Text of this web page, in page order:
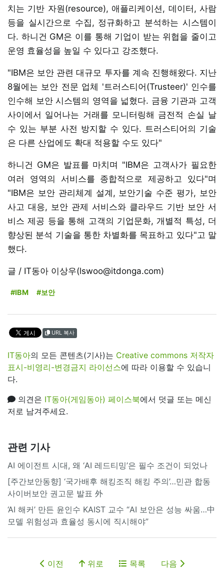
치는 기반 자원(resource), 애플리케이션, 데이터, 사람
등을 실시간으로 수집, 정규화하고 분석하는 시스템이
다. 하니건 GM은 이를 통해 기업이 받는 위협을 줄이고
운영 효율성을 높일 수 있다고 강조했다.
"IBM은 보안 관련 대규모 투자를 계속 진행해왔다. 지난
8월에는 보안 전문 업체 '트러스티어(Trusteer)' 인수를
인수해 보안 시스템의 영역을 넓혔다. 금융 기관과 고객
사이에서 일어나는 거래를 모니터링해 금전적 손실 날
수 있는 부분 사전 방지할 수 있다. 트러스티어의 기술
은 다른 산업에도 확대 적용할 수도 있다"
하니건 GM은 발표를 마치며 "IBM은 고객사가 필요한
여러 영역의 서비스를 종합적으로 제공하고 있다"며
"IBM은 보안 관리체계 설계, 보안기술 수준 평가, 보안
사고 대응, 보안 관제 서비스와 클라우드 기반 보안 서
비스 제공 등을 통해 고객의 기업문화, 개별적 특성, 더
향상된 분석 기술을 통한 차별화를 목표하고 있다"고 말
했다.
글 / IT동아 이상우(lswoo@itdonga.com)
#IBM #보안
URL 복사
IT동아의 모든 콘텐츠(기사)는 Creative commons 저작자
표시-비영리-변경금지 라이선스에 따라 이용할 수 있습니
다.
의견은 IT동아(게임동아) 페이스북에서 덧글 또는 메신
저로 남겨주세요.
관련 기사
AI 에이전트 시대, 왜 ‘AI 레드티밍’은 필수 조건이 되었나
[주간보안동향] ‘국가배후 해킹조직 해킹 주의’…민관 합동
사이버보안 권고문 발표 外
‘AI 해커’ 만든 윤인수 KAIST 교수 “AI 보안은 성능 싸움…中
모델 위험성과 효율성 동시에 직시해야”
이전 위로 목록 다음